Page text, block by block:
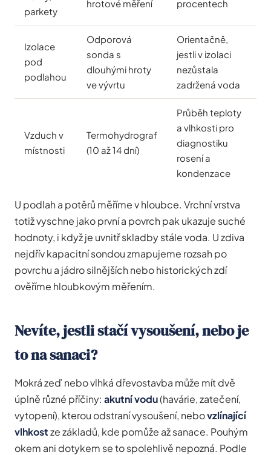
parkety
hrotové měření procentech
Izolace
pod
podlahou
Odporová
sonda s
dlouhými hroty
ve vývrtu
Orientačně,
jestli v izolaci
nezůstala
zadržená voda
Vzduch v
místnosti
Termohydrograf
(10 až 14 dní)
Průběh teploty
a vlhkosti pro
diagnostiku
rosení a
kondenzace
U podlah a potěrů měříme v hloubce. Vrchní vrstva
totiž vyschne jako první a povrch pak ukazuje suché
hodnoty, i když je uvnitř skladby stále voda. U zdiva
nejdřív kapacitní sondou zmapujeme rozsah po
povrchu a jádro silnějších nebo historických zdí
ověříme hloubkovým měřením.
Nevíte, jestli stačí vysoušení, nebo je
to na sanaci?
Mokrá zeď nebo vlhká dřevostavba může mít dvě
úplně různé příčiny: akutní vodu(havárie, zatečení,
vytopení), kterou odstraní vysoušení, nebovzlínající
vlhkostze základů, kde pomůže až sanace. Pouhým
okem ani dotykem se to spolehlivě nepozná. Podle